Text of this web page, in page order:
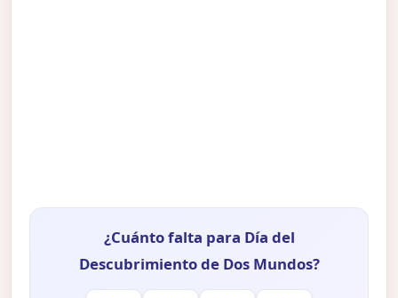
¿Cuánto falta para Día del
Descubrimiento de Dos Mundos?